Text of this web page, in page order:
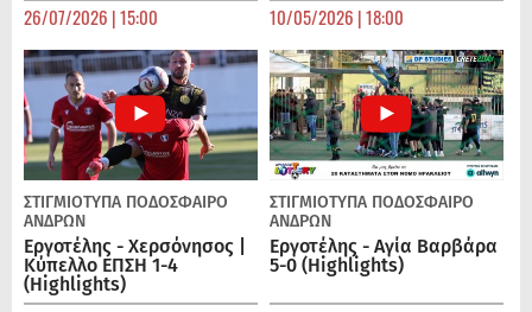
26/07/2026 | 15:00 10/05/2026 | 18:00
ΣΤΙΓΜΙΟΤΥΠΑ ΠΟΔΌΣΦΑΙΡΟ
ΑΝΔΡΏΝ
Εργοτέλης - Χερσόνησος |
Κύπελλο ΕΠΣΗ 1-4
(Highlights)
ΣΤΙΓΜΙΟΤΥΠΑ ΠΟΔΌΣΦΑΙΡΟ
ΑΝΔΡΏΝ
Εργοτέλης - Αγία Βαρβάρα
5-0 (Highlights)